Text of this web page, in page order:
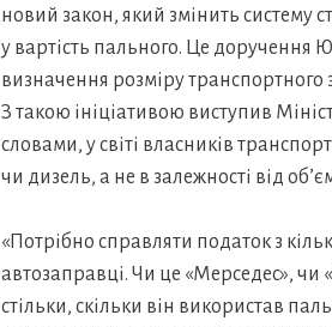
новий закон, який змінить систему
у вартість пального. Це доручення
визначення розміру транспортного
З такою ініціативою виступив
словами, у світі власників
чи дизель, а не в залежності від
«Потрібно справляти податок з
автозаправці. Чи це «Мерседес», чи
стільки, скільки він використав